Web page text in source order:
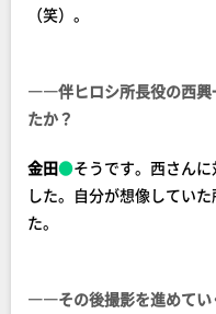
（笑）。
――伴ヒロシ所長役の西興
たか？
金田●そうです。西さん
した。自分が想像してい
た。
――その後撮影を進めてい